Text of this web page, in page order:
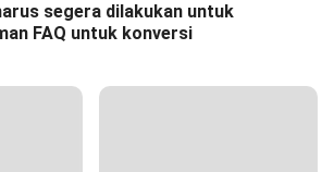
segera dilakukan untuk
FAQ untuk konversi